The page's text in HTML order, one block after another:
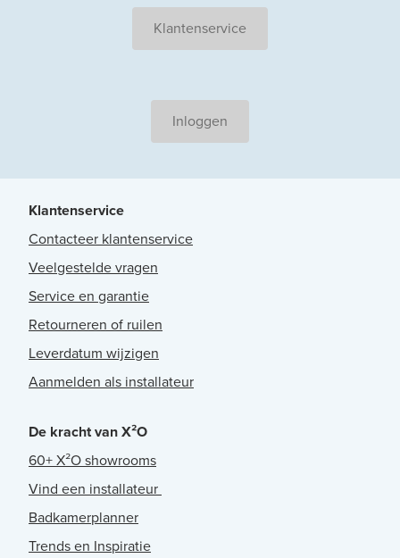
Klantenservice
Inloggen
Klantenservice
Contacteer klantenservice
Veelgestelde vragen
Service en garantie
Retourneren of ruilen
Leverdatum wijzigen
Aanmelden als installateur
De kracht van X²O
60+ X²O showrooms
Vind een installateur
Badkamerplanner
Trends en Inspiratie